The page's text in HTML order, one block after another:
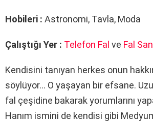
Hobileri : Astronomi, Tavla, Moda
Çalıştığı Yer : Telefon Fal ve Fal
Kendisini tanıyan herkes onun
söylüyor… O yaşayan bir efsane.
fal çeşidine bakarak yorumlarını
Hanım ismini de kendisi gibi